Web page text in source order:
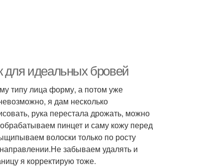
для идеальных бровей
типу лица форму, а потом уже
я дам несколько
рука перестала дрожать, можно
пинцет и саму кожу перед
волоски только по росту
забываем удалять и
я корректирую тоже.